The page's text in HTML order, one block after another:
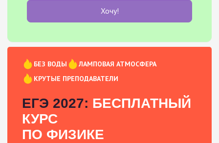
Хочу!
БЕЗ ВОДЫ
ЛАМПОВАЯ АТМОСФЕРА
КРУТЫЕ ПРЕПОДАВАТЕЛИ
ЕГЭ 2027: БЕСПЛАТНЫЙ
КУРС
ПО ФИЗИКЕ